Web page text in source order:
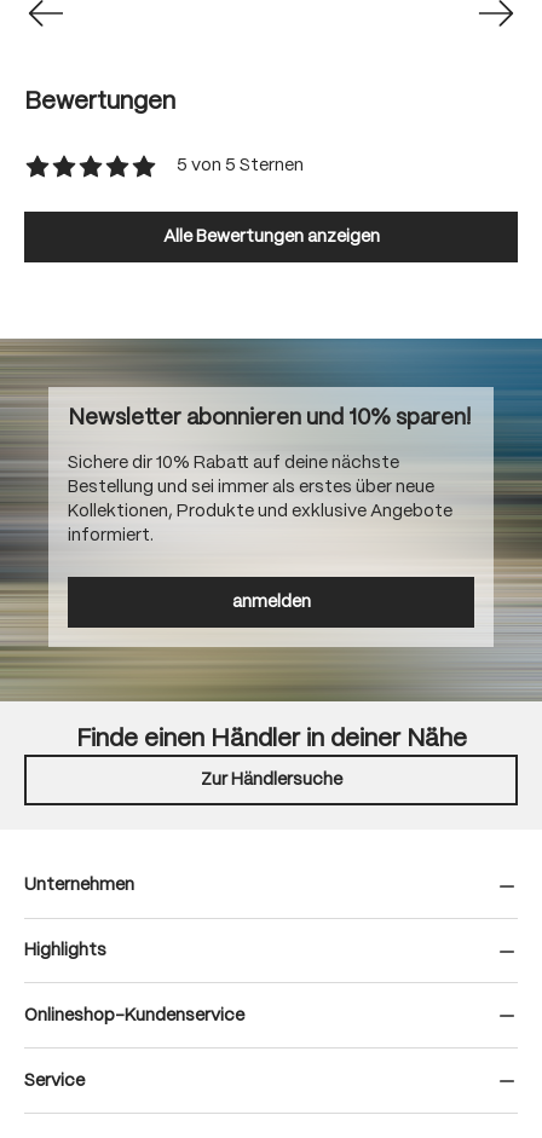
Bewertungen
5 von 5 Sternen
Alle Bewertungen anzeigen
Newsletter abonnieren und 10% sparen!
Sichere dir 10% Rabatt auf deine nächste
Bestellung und sei immer als erstes über neue
Kollektionen, Produkte und exklusive Angebote
informiert.
anmelden
Finde einen Händler in deiner Nähe
Zur Händlersuche
Unternehmen
Highlights
Onlineshop-Kundenservice
Service